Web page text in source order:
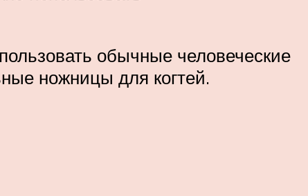
обычные человеческие
ножницы для когтей.